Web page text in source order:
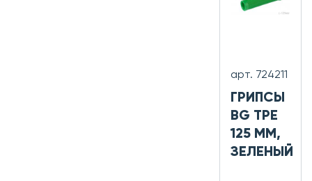
арт. 724211
ГРИПСЫ
BG TPE
125 ММ,
ЗЕЛЕНЫЙ